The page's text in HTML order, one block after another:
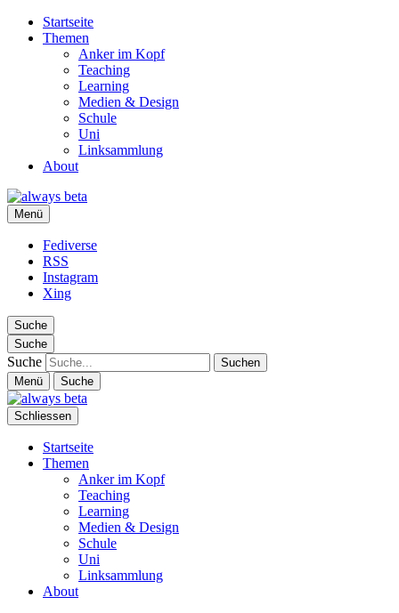
Startseite
Themen
Anker im Kopf
Teaching
Learning
Medien & Design
Schule
Uni
Linksammlung
About
always beta
Ralf Appelt
Menü
Fediverse
RSS
Instagram
Xing
Suche
Suche
Suche
Menü Suche
Schliessen
Startseite
Themen
Anker im Kopf
Teaching
Learning
Medien & Design
Schule
Uni
Linksammlung
About